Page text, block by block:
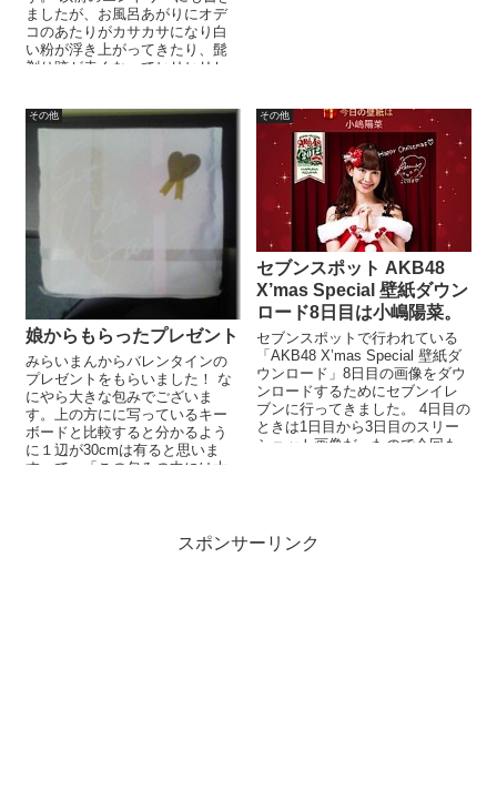
ましたが、お風呂あがりにオデ
コのあたりがカサカサになり白
い粉が浮き上がってきたり、髭
剃り跡が赤くなってヒリヒリし
その他
娘からもらったプレゼント
みらいまんからバレンタインの
プレゼントをもらいました！ な
にやら大きな包みでございま
す。上の方にに写っているキー
ボードと比較すると分かるよう
に１辺が30cmは有ると思いま
す。で、「この包みの中には大
その他
セブンスポット AKB48
X’mas Special 壁紙ダウン
ロード8日目は小嶋陽菜。
セブンスポットで行われている
「AKB48 X’mas Special 壁紙ダ
ウンロード」8日目の画像をダウ
ンロードするためにセブンイレ
ブンに行ってきました。 4日目の
ときは1日目から3日目のスリー
ショット画像だったので今回も
スポンサーリンク